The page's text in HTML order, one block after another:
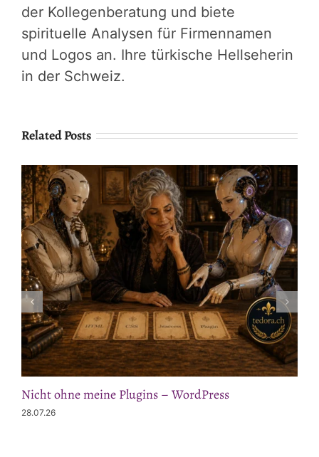
der Kollegenberatung und biete
spirituelle Analysen für Firmennamen
und Logos an. Ihre türkische Hellseherin
in der Schweiz.
Related Posts
Nicht ohne meine Plugins – WordPress
28.07.26